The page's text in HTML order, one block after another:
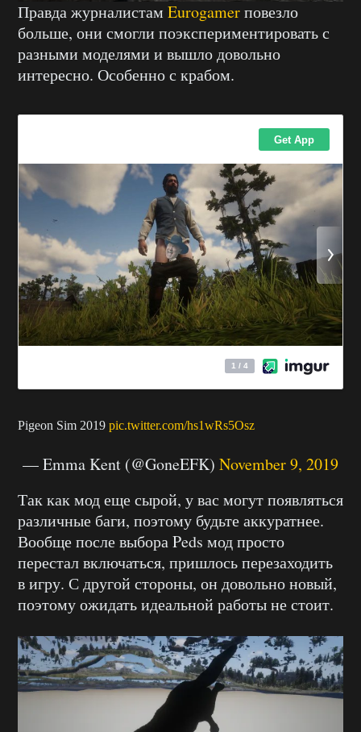
Правда журналистам Eurogamerповезло
больше, они смогли поэкспериментировать с
разными моделями и вышло довольно
интересно. Особенно с крабом.
Pigeon Sim 2019 pic.twitter.com/hs1wRs5Osz
— Emma Kent (@GoneEFK) November 9, 2019
Так как мод еще сырой, у вас могут появляться
различные баги, поэтому будьте аккуратнее.
Вообще после выбора Peds мод просто
перестал включаться, пришлось перезаходить
в игру. С другой стороны, он довольно новый,
поэтому ожидать идеальной работы не стоит.